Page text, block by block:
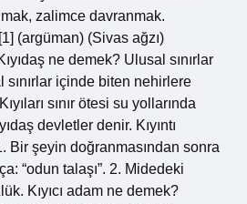
zalimce davranmak.
(argüman) (Sivas ağzı)
ne demek? Ulusal sınırlar
sınırlar içinde biten nehirlere
sınır ötesi su yollarında
devletler denir. Kıyıntı
Bir şeyin doğranmasından sonra
“odun talaşı”. 2. Midedeki
Kıyıcı adam ne demek?